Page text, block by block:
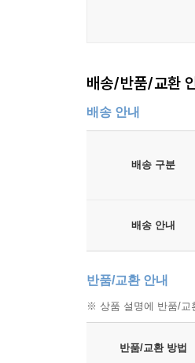
배송/반품/교환
배송 안내
배송 구분
배송 안내
반품/교환 안내
※ 상품 설명에 반품/교
반품/교환 방법